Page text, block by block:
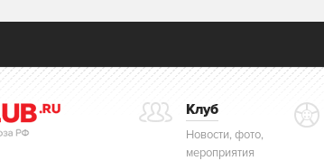
Клуб
Новости, фото,
мероприятия